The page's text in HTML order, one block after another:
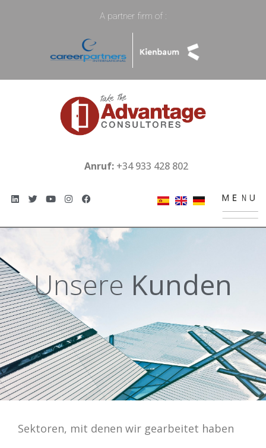
A partner firm of :
Anruf:+34 933 428 802
Unsere Kunden
Sektoren, mit denen wir gearbeitet haben